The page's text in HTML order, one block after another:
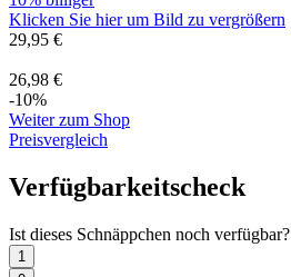
Klicken Sie hier um Bild zu vergrößern
29,95 €
26,98 €
-10%
Weiter zum Shop
Preisvergleich
Verfügbarkeitscheck
Ist dieses Schnäppchen noch verfügbar?
1